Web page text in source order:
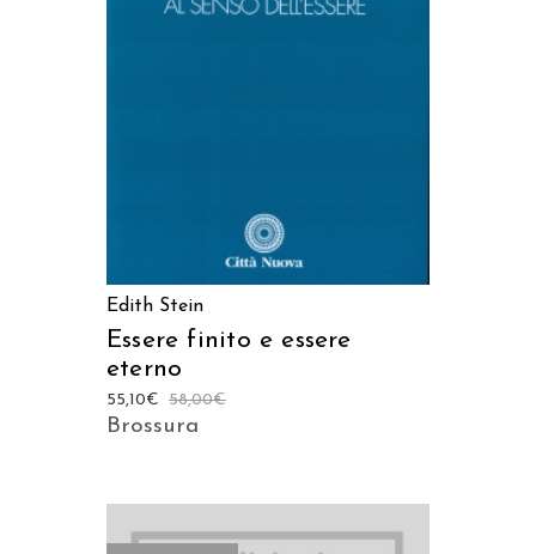
Edith Stein
Essere finito e essere
eterno
58,00€
55,10€
Brossura